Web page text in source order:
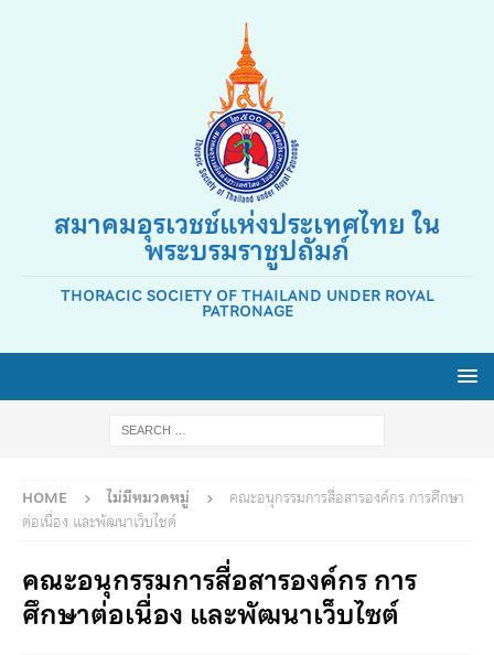
สมาคมอุรเวชช์แห่งประเทศไทย ใน
พระบรมราชูปถัมภ์
THORACIC SOCIETY OF THAILAND UNDER ROYAL
PATRONAGE
HOME ไม่มีหมวดหมู่
คณะอนุกรรมการสื่อสารองค์กร การศึกษา
ต่อเนื่อง และพัฒนาเว็บไซต์
คณะอนุกรรมการสื่อสารองค์กร การ
ศึกษาต่อเนื่อง และพัฒนาเว็บไซต์